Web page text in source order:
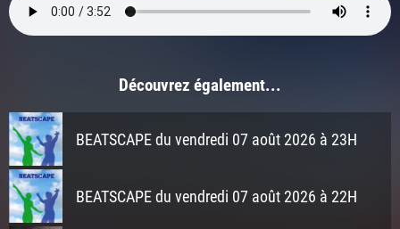
Découvrez également...
BEATSCAPE du vendredi 07 août 2026 à 23H
BEATSCAPE du vendredi 07 août 2026 à 22H